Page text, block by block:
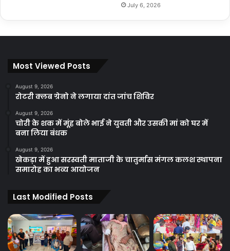
July 6, 2026
Most Viewed Posts
August 9, 2026
रोटरी क्लब ग्रेनो ने लगाया दांत जांच शिविर
August 9, 2026
चोरी के शक में मूंह बोले भाई ने युवती और उसकी मां को घर में
बना लिया बंधक
August 9, 2026
खेकड़ा में हुआ सरस्वती माताजी के चातुर्मास मंगल कलश स्थापना
समारोह का भव्य आयोजन
Last Modified Posts